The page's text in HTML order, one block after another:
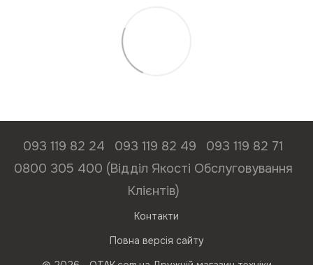
093 119 82 24 093 119 82 49
093 119 82 71
0800 305 400 (Відділ Якості Обслуговування
Клієнтів)
Контакти
Повна версія сайту